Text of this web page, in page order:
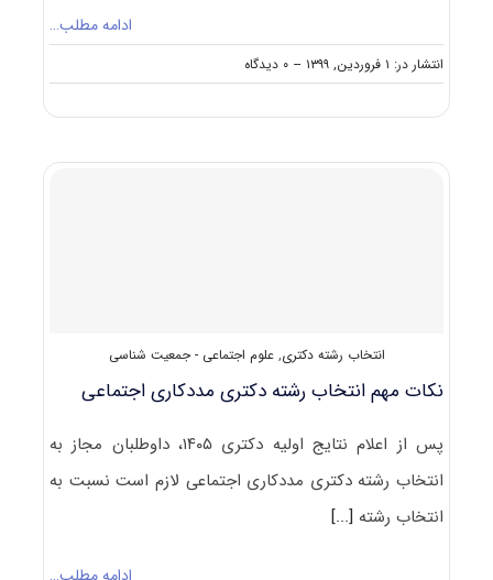
ادامه مطلب…
انتشار در: ۱ فروردین, ۱۳۹۹ -- ۰ دیدگاه
on
کارنامه
آزمون
انتخاب رشته دکتری,علوم اجتماعی - جمعیت شناسی
نکات مهم انتخاب رشته دکتری مددکاری اجتماعی
پس از اعلام نتایج اولیه دکتری ۱۴۰۵، داوطلبان مجاز به
انتخاب رشته دکتری مددکاری اجتماعی لازم است نسبت به
انتخاب رشته [...]